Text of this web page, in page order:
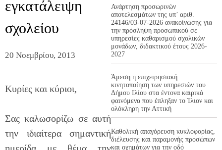
εγκατάλειψη
σχολείου
20 Νοεμβρίου, 2013
Κυρίες και κύριοι,
Σας καλωσορίζω σε αυτή
την ιδιαίτερα σημαντική
Ανάρτηση προσωρινών
αποτελεσμάτων της υπ’ αριθ.
24146/03-07-2026 ανακοίνωσης για
την πρόσληψη προσωπικού σε
υπηρεσίες καθαρισμού σχολικών
μονάδων, διδακτικού έτους 2026-
2027
Άμεση η επιχειρησιακή
κινητοποίηση των υπηρεσιών του
Δήμου Ιλίου στα έντονα καιρικά
φαινόμενα που έπληξαν το Ίλιον και
ολόκληρη την Αττική
Καθολική απαγόρευση κυκλοφορίας,
διέλευσης και παραμονής προσώπων
και οχημάτων για την οδό